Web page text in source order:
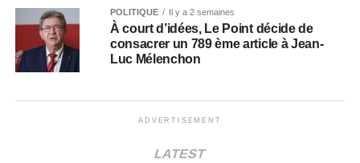
POLITIQUE Il y a 2 semaines
À court d’idées, Le Point décide de
consacrer un 789 ème article à Jean-
Luc Mélenchon
ADVERTISEMENT
LATEST